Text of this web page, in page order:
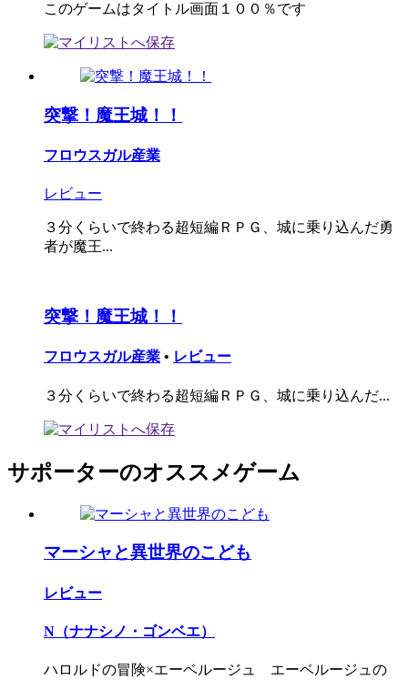
このゲームはタイトル画面１００％です
突撃！魔王城！！
フロウスガル産業
レビュー
３分くらいで終わる超短編ＲＰＧ、城に乗り込んだ勇
者が魔王...
突撃！魔王城！！
フロウスガル産業 • レビュー
３分くらいで終わる超短編ＲＰＧ、城に乗り込んだ...
サポーターのオススメゲーム
マーシャと異世界のこども
レビュー
N（ナナシノ・ゴンベエ）
ハロルドの冒険×エーベルージュ エーベルージュの